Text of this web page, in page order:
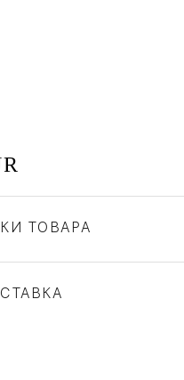
ТОВАРА
Золото, Фарфор